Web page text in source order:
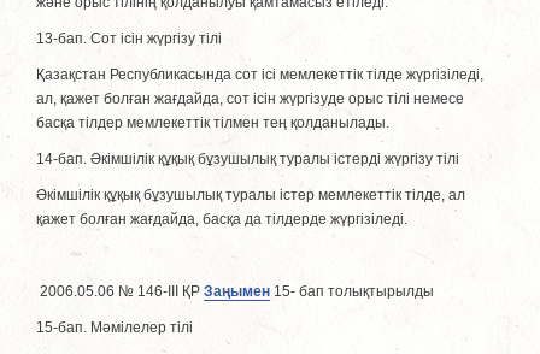
13-бап. Сот iсiн жүргiзу тілі
Қазақстан Республикасында сот iсi мемлекеттік тiлде жүргiзiледi,
ал, қажет болған жағдайда, сот iсiн жүргiзуде орыс тілі немесе
басқа тiлдер мемлекеттік тiлмен тең қолданылады.
14-бап. Әкiмшiлiк құқық бұзушылық туралы iстердi жүргiзу тілі
Әкiмшiлiк құқық бұзушылық туралы iстер мемлекеттік тiлде, ал
қажет болған жағдайда, басқа да тiлдерде жүргiзiледi.
2006.05.06 № 146-III ҚР Заңымен 15- бап толықтырылды
15-бап. Мәмiлелер тілі